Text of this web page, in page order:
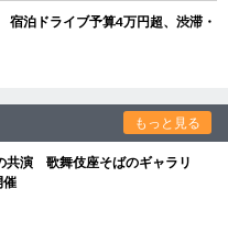
泊ドライブ予算4万円超、渋滞・
もっと見る
共演 歌舞伎座そばのギャラリ
催